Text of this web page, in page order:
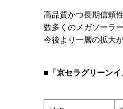
高品質かつ長期信頼
数多くのメガソーラ
今後より一層の拡大
■「京セラグリーン